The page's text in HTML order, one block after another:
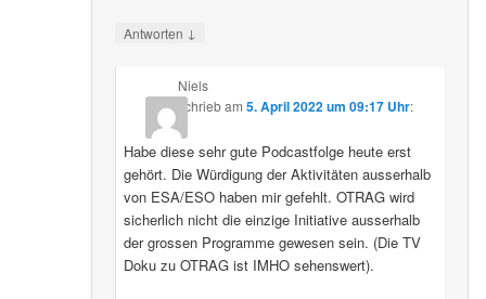
Antworten ↓
Niels
schriebam 5. April 2022 um 09:17 Uhr:
Habe diese sehr gute Podcastfolge heute erst
gehört. Die Würdigung der Aktivitäten ausserhalb
von ESA/ESO haben mir gefehlt. OTRAG wird
sicherlich nicht die einzige Initiative ausserhalb
der grossen Programme gewesen sein. (Die TV
Doku zu OTRAG ist IMHO sehenswert).